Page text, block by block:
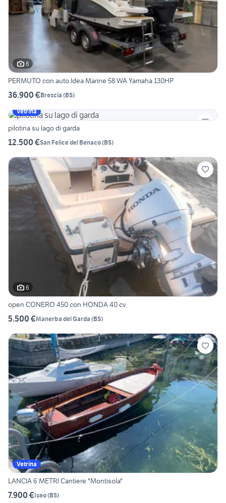
6
PERMUTO con auto Idea Marine 58 WA Yamaha 130HP
36.900 €Brescia (BS)
Vetrina
pilotina su lago di garda
12.500 €San Felice del Benaco(BS)
6
open CONERO 450 con HONDA 40 cv
5.500 €Manerba del Garda (BS)
Vetrina
LANCIA 6 METRI Cantiere "Montisola"
7.900 €Iseo(BS)